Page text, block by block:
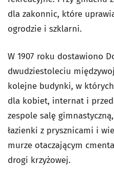
dla zakonnic, które
ogrodzie i szklarni.
W 1907 roku dostawiono
dwudziestoleciu
kolejne budynki, w
dla kobiet, internat i
zespole salę
łazienki z prysznicami i
murze otaczającym
drogi krzyżowej.